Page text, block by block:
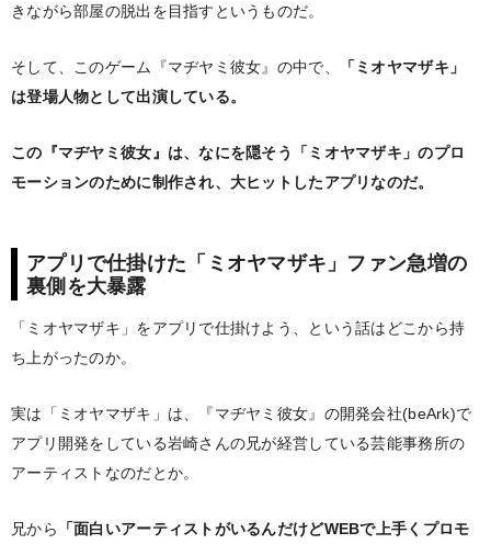
きながら部屋の脱出を目指すというものだ。
そして、このゲーム『マヂヤミ彼女』の中で、
「ミオヤマザキ」
は登場人物として出演している。
この『マヂヤミ彼女』は、なにを隠そう「ミオヤマザキ」のプロ
モーションのために制作され、大ヒットしたアプリなのだ。
アプリで仕掛けた「ミオヤマザキ」ファン急増の
裏側を大暴露
「ミオヤマザキ」をアプリで仕掛けよう、という話はどこから持
ち上がったのか。
実は「ミオヤマザキ」は、『マヂヤミ彼女』の開発会社(beArk)で
アプリ開発をしている岩崎さんの兄が経営している芸能事務所の
アーティストなのだとか。
兄から
「面白いアーティストがいるんだけどWEBで上手くプロモ